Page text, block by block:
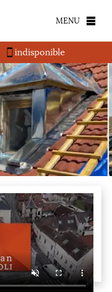
MENU
indisponible